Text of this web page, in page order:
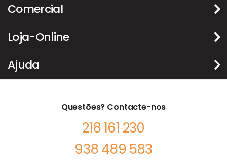
Comercial
Loja-Online
Ajuda
Questões? Contacte-nos
218 161 230
938 489 583